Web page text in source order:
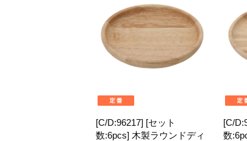
[C/D:96217] [セット
数:6pcs] 木製ラウンドディ
[C/
数